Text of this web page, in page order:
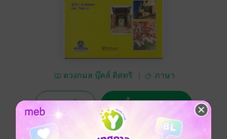
ดวงกมล บุ๊คส์ ดิสทริ
ภาษา
ทดลองอ่าน ซื้อ 195 บาท
No Rating